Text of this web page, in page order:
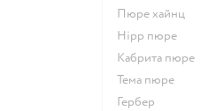
пюре хайнц
hipp пюре
кабрита пюре
тема пюре
гербер